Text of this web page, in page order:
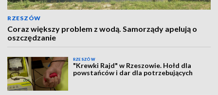
RZESZÓW
Coraz większy problem z wodą. Samorządy apelują o
oszczędzanie
RZESZÓW
"Krewki Rajd" w Rzeszowie. Hołd dla
powstańców i dar dla potrzebujących